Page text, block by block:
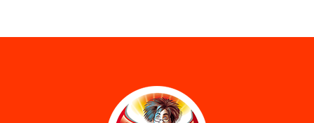
ligne